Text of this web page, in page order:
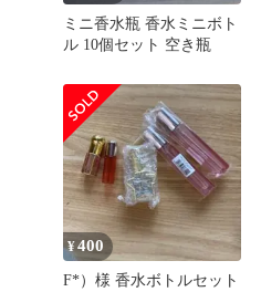
ミニ香水瓶 香水ミニボト
ル 10個セット 空き瓶
¥400
F*）様 香水ボトルセット